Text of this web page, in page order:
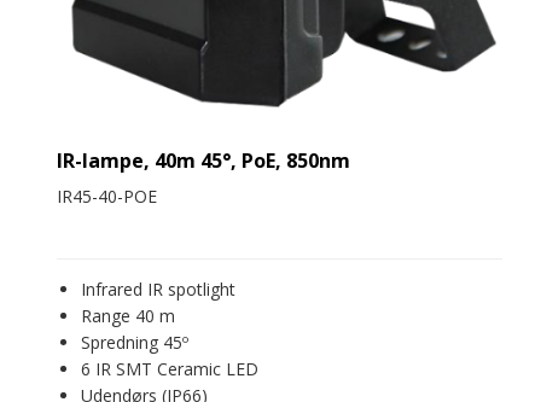
IR-lampe, 40m 45°, PoE, 850nm
IR45-40-POE
Infrared IR spotlight
Range 40 m
Spredning 45º
6 IR SMT Ceramic LED
Udendørs (IP66)